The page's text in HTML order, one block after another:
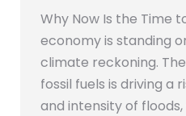
Why Now Is the Time
economy is standing
climate reckoning.
fossil fuels is driving a
and intensity of